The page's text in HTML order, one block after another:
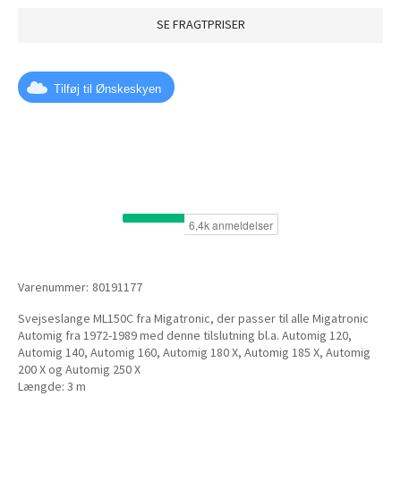
SE FRAGTPRISER
Tilføj til Ønskeskyen
Varenummer: 80191177
Svejseslange ML150C fra Migatronic, der passer til alle Migatronic
Automig fra 1972-1989 med denne tilslutning bl.a. Automig 120,
Automig 140, Automig 160, Automig 180 X, Automig 185 X, Automig
200 X og Automig 250 X
Længde: 3 m